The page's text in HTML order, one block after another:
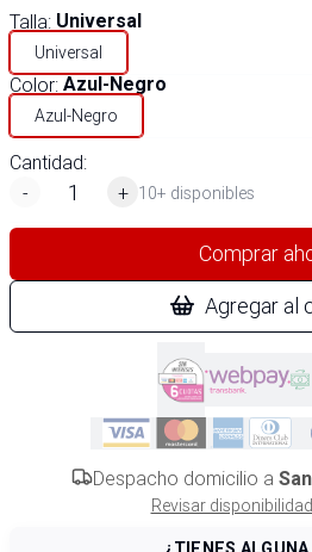
Talla: Universal
Universal
Color: Azul-Negro
Azul-Negro
Cantidad:
-
+ 10+ disponibles
Comprar
Agregar al
Despacho domicilio a
Revisar